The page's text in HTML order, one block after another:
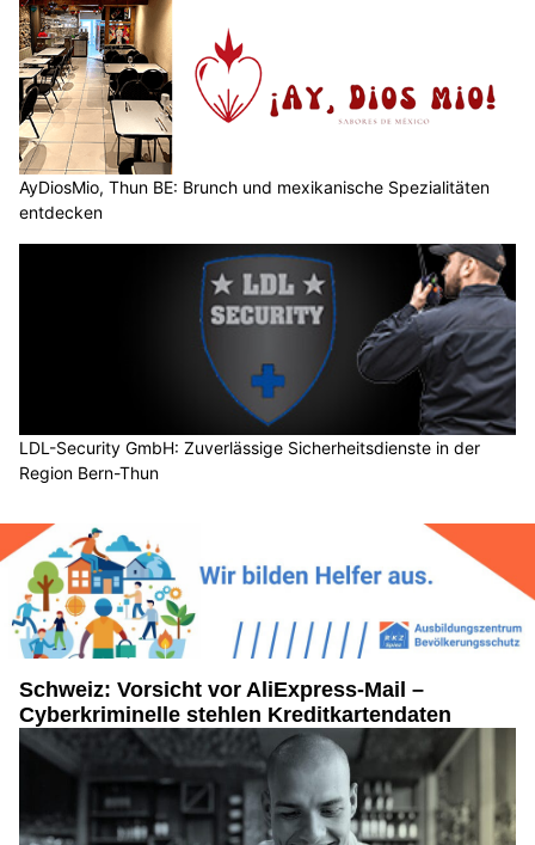
AyDiosMio, Thun BE: Brunch und mexikanische Spezialitäten
entdecken
LDL-Security GmbH: Zuverlässige Sicherheitsdienste in der
Region Bern-Thun
Schweiz: Vorsicht vor AliExpress-Mail –
Cyberkriminelle stehlen Kreditkartendaten